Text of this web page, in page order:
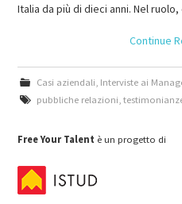
Italia da più di dieci anni. Nel
Continue
Casi aziendali Interviste ai
pubbliche relazioni
Free Your Talent è un progetto di